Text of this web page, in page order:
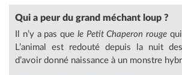
Qui a peur du grand méchant loup ?
Il n’y a pas que le Petit Chaperon rouge
L’animal est redouté depuis la nuit
d’avoir donné naissance à un monstre